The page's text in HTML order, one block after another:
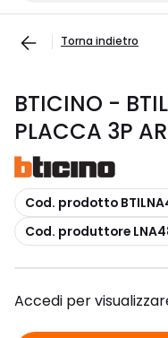
Torna indietro
BTICINO -
PLACCA 3P
copia
Cod. prodotto
copia
Cod. produttore
Accedi per